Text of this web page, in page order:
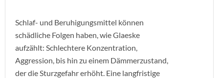
Schlaf- und Beruhigungsmittel können
schädliche Folgen haben, wie Glaeske
aufzählt: Schlechtere Konzentration,
Aggression, bis hin zu einem Dämmerzustand,
der die Sturzgefahr erhöht. Eine langfristige